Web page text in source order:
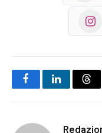
FacebookLinkedIn